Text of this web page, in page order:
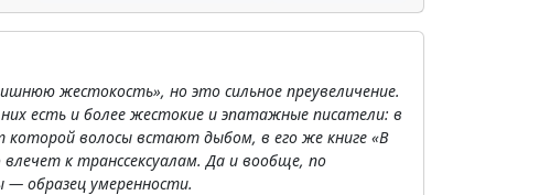
жестокость», но это сильное преувеличение.
есть и более жестокие и эпатажные писатели: в
которой волосы встают дыбом, в его же книге «В
к транссексуалам. Да и вообще, по
образец умеренности.